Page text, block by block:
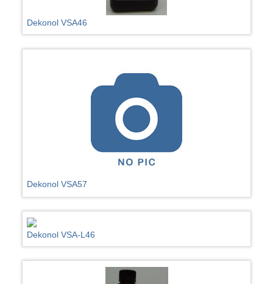
Dekonol VSA46
Dekonol VSA57
Dekonol VSA-L46